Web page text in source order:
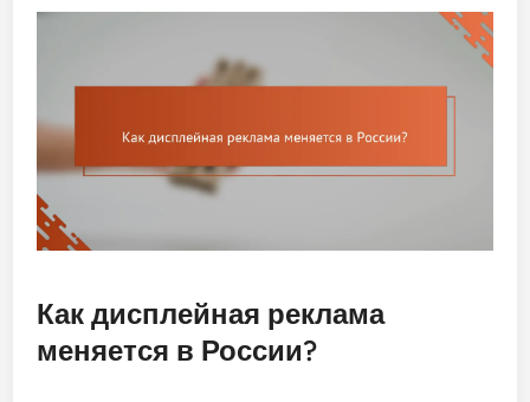
Как дисплейная реклама
меняется в России?